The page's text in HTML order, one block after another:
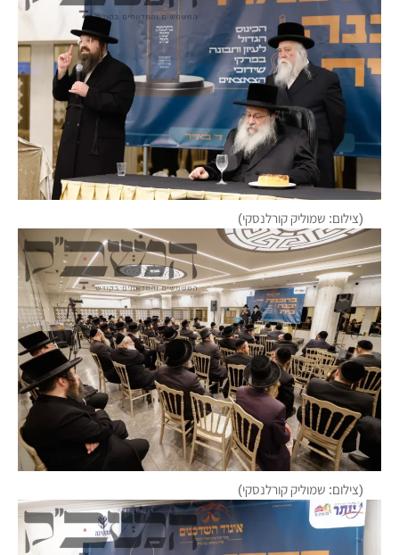
(צילום: שמוליק קורלנסקי)
(צילום: שמוליק קורלנסקי)